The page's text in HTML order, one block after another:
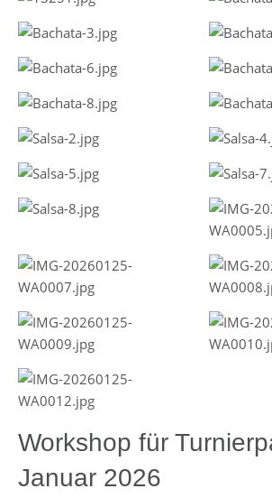
Workshop für
Januar 2026